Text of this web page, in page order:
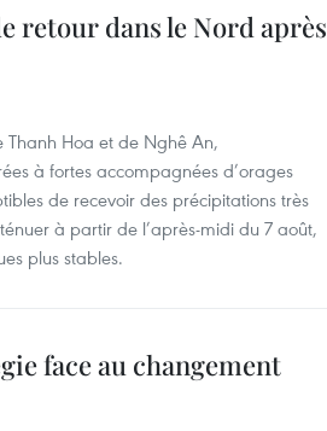
retour dans le Nord après
Hoa et de Nghê An,
à fortes accompagnées d’orages
de recevoir des précipitations très
à partir de l’après-midi du 7 août,
plus stables.
face au changement